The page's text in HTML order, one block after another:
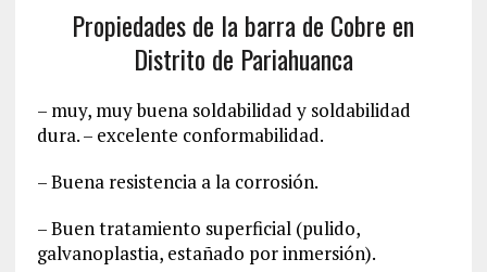
Propiedades de la barra de Cobre en
Distrito de Pariahuanca
– muy, muy buena soldabilidad y soldabilidad
dura. – excelente conformabilidad.
– Buena resistencia a la corrosión.
– Buen tratamiento superficial (pulido,
galvanoplastia, estañado por inmersión).